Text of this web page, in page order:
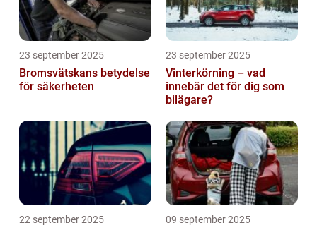
23 september 2025
Bromsvätskans betydelse
för säkerheten
23 september 2025
Vinterkörning – vad
innebär det för dig som
bilägare?
22 september 2025 09 september 2025